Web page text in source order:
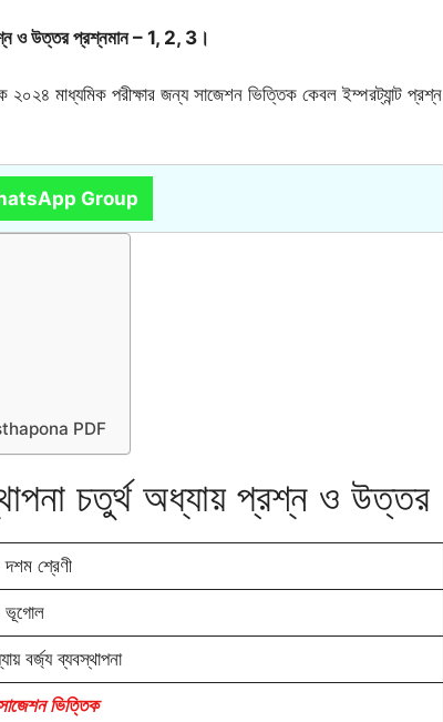
ও উত্তর প্রশ্নমান – 1, 2, 3।
২০২৪ মাধ্যমিক পরীক্ষার জন্য সাজেশন ভিত্তিক কেবল ইম্পরট্যান্ট প্রশ্ন
Group
PDF
চতুর্থ অধ্যায় প্রশ্ন ও উত্তর
দশম শ্রেণী
ভূগোল
বর্জ্য ব্যবস্থাপনা
ভিত্তিক